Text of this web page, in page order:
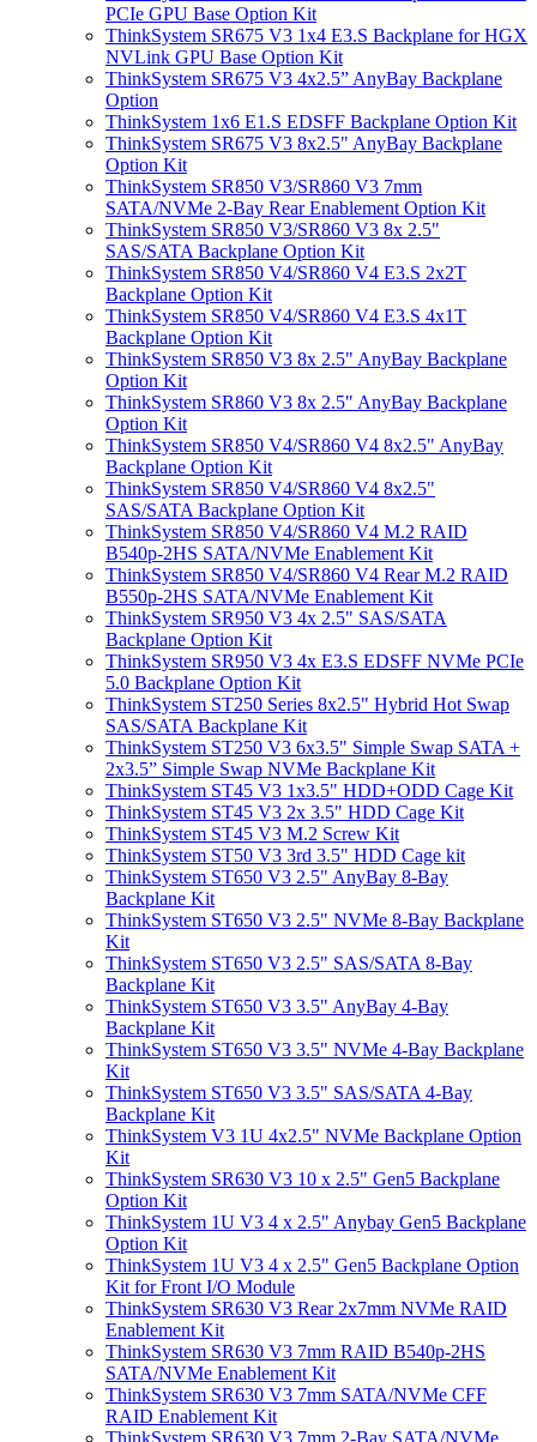
PCIe GPU Base Option Kit
ThinkSystem SR675 V3 1x4 E3.S Backplane for HGX
NVLink GPU Base Option Kit
ThinkSystem SR675 V3 4x2.5” AnyBay Backplane
Option
ThinkSystem 1x6 E1.S EDSFF Backplane Option Kit
ThinkSystem SR675 V3 8x2.5" AnyBay Backplane
Option Kit
ThinkSystem SR850 V3/SR860 V3 7mm
SATA/NVMe 2-Bay Rear Enablement Option Kit
ThinkSystem SR850 V3/SR860 V3 8x 2.5"
SAS/SATA Backplane Option Kit
ThinkSystem SR850 V4/SR860 V4 E3.S 2x2T
Backplane Option Kit
ThinkSystem SR850 V4/SR860 V4 E3.S 4x1T
Backplane Option Kit
ThinkSystem SR850 V3 8x 2.5" AnyBay Backplane
Option Kit
ThinkSystem SR860 V3 8x 2.5" AnyBay Backplane
Option Kit
ThinkSystem SR850 V4/SR860 V4 8x2.5" AnyBay
Backplane Option Kit
ThinkSystem SR850 V4/SR860 V4 8x2.5"
SAS/SATA Backplane Option Kit
ThinkSystem SR850 V4/SR860 V4 M.2 RAID
B540p-2HS SATA/NVMe Enablement Kit
ThinkSystem SR850 V4/SR860 V4 Rear M.2 RAID
B550p-2HS SATA/NVMe Enablement Kit
ThinkSystem SR950 V3 4x 2.5" SAS/SATA
Backplane Option Kit
ThinkSystem SR950 V3 4x E3.S EDSFF NVMe PCIe
5.0 Backplane Option Kit
ThinkSystem ST250 Series 8x2.5" Hybrid Hot Swap
SAS/SATA Backplane Kit
ThinkSystem ST250 V3 6x3.5" Simple Swap SATA +
2x3.5” Simple Swap NVMe Backplane Kit
ThinkSystem ST45 V3 1x3.5" HDD+ODD Cage Kit
ThinkSystem ST45 V3 2x 3.5" HDD Cage Kit
ThinkSystem ST45 V3 M.2 Screw Kit
ThinkSystem ST50 V3 3rd 3.5" HDD Cage kit
ThinkSystem ST650 V3 2.5" AnyBay 8-Bay
Backplane Kit
ThinkSystem ST650 V3 2.5" NVMe 8-Bay Backplane
Kit
ThinkSystem ST650 V3 2.5" SAS/SATA 8-Bay
Backplane Kit
ThinkSystem ST650 V3 3.5" AnyBay 4-Bay
Backplane Kit
ThinkSystem ST650 V3 3.5" NVMe 4-Bay Backplane
Kit
ThinkSystem ST650 V3 3.5" SAS/SATA 4-Bay
Backplane Kit
ThinkSystem V3 1U 4x2.5" NVMe Backplane Option
Kit
ThinkSystem SR630 V3 10 x 2.5" Gen5 Backplane
Option Kit
ThinkSystem 1U V3 4 x 2.5" Anybay Gen5 Backplane
Option Kit
ThinkSystem 1U V3 4 x 2.5" Gen5 Backplane Option
Kit for Front I/O Module
ThinkSystem SR630 V3 Rear 2x7mm NVMe RAID
Enablement Kit
ThinkSystem SR630 V3 7mm RAID B540p-2HS
SATA/NVMe Enablement Kit
ThinkSystem SR630 V3 7mm SATA/NVMe CFF
RAID Enablement Kit
ThinkSystem SR630 V3 7mm 2-Bay SATA/NVMe